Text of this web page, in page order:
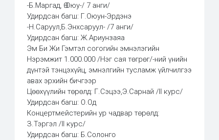
-Б.Маргад, Ө.Оюу-/ 7 анги/
Удирдсан багш: Г.Оюун-Эрдэнэ
-Н.Саруул,Б.Энхсаруул- /7 анги/
Удирдсан багш: Ж.Ариунзаяа
Эм Би Жи Гэмтэл согогийн эмнэлэгийн
Нэрэмжит 1.000.000 /Нэг сая төгрөг/-ний үнийн
дүнтэй тэнцэхүйц, эмнэлгийн тусламж үйлчилгээ
авах эрхийн бичгээр
Цөөхүүлийн төрөлд: Г.Сэцээ,Э.Сарнай /II курс/
Удирдсан багш: О.Од
Концертмейстерийн ур чадвар төрөлд:
З.Тэргэл /II курс/
Удирдсан багш: Б.Солонго